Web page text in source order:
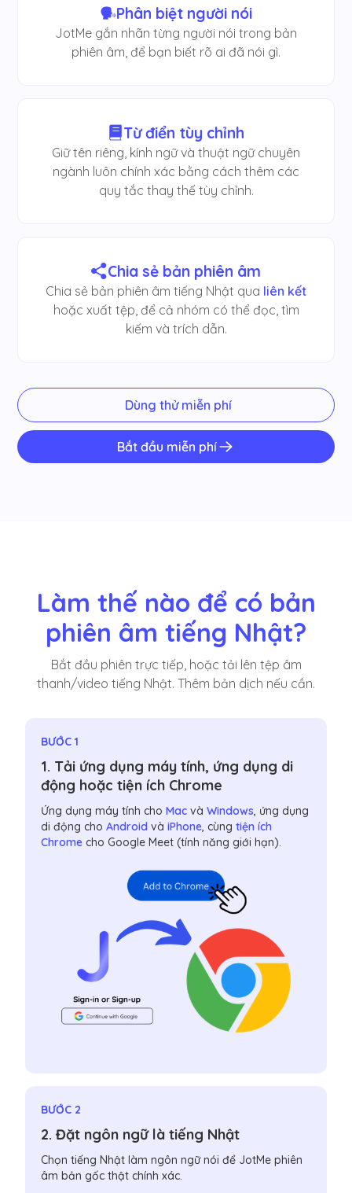
Phân biệt người nói
JotMe gắn nhãn từng người nói trong bản
phiên âm, để bạn biết rõ ai đã nói gì.
Từ điển tùy chỉnh
Giữ tên riêng, kính ngữ và thuật ngữ chuyên
ngành luôn chính xác bằng cách thêm các
quy tắc thay thế tùy chỉnh.
Chia sẻ bản phiên âm
Chia sẻ bản phiên âm tiếng Nhật qua liên kết
hoặc xuất tệp, để cả nhóm có thể đọc, tìm
kiếm và trích dẫn.
Dùng thử miễn phí
Bắt đầu miễn phí
Làm thế nào để có bản
phiên âm tiếng Nhật?
Bắt đầu phiên trực tiếp, hoặc tải lên tệp âm
thanh/video tiếng Nhật. Thêm bản dịch nếu cần.
BƯỚC 1
1. Tải ứng dụng máy tính, ứng dụng di
động hoặc tiện ích Chrome
Ứng dụng máy tính choMac vàWindows, ứng dụng
di động choAndroid vàiPhone, cùngtiện ích
Chrome cho Google Meet (tính năng giới hạn).
BƯỚC 2
2. Đặt ngôn ngữ là tiếng Nhật
Chọn tiếng Nhật làm ngôn ngữ nói để JotMe phiên
âm bản gốc thật chính xác.